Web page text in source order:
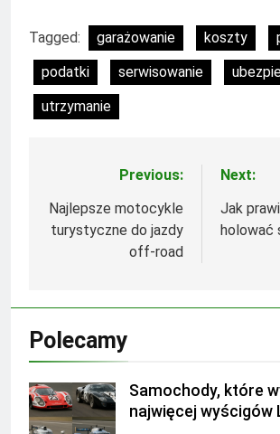
Tagged: garażowanie koszty
podatki
serwisowanie
utrzymanie
Nawigacja
wpisu
Previous:
Najlepsze motocykle
turystyczne do jazdy
off-road
Next:
Jak
holować
Polecamy
Samochody, które
najwięcej wyścigów